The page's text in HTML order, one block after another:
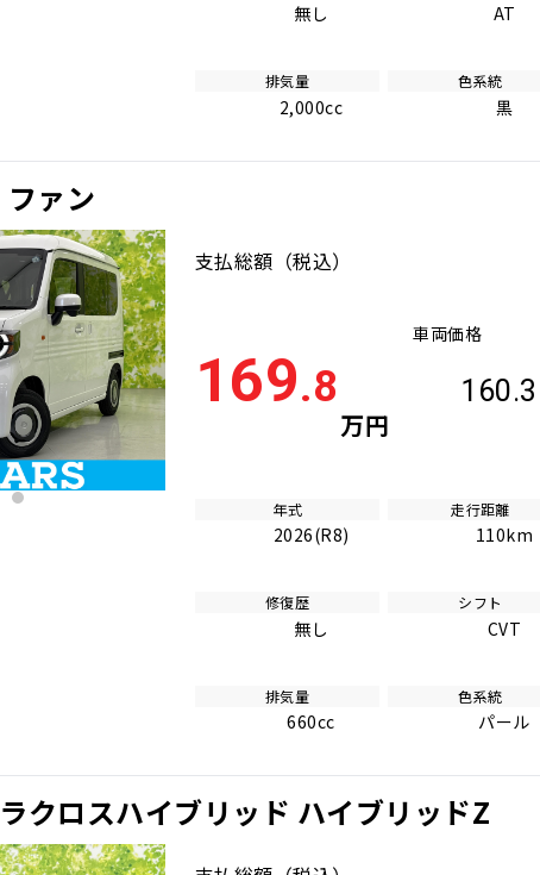
無し AT
排気量
2,000cc
色系統
黒
ァン
支払総額 （税込）
169.8
万円
車両価格
160.3
年式
2026(R8)
走行距離
110km
修復歴
無し
シフト
CVT
排気量
660cc
色系統
パール
クロスハイブリッド ハイブリッドZ